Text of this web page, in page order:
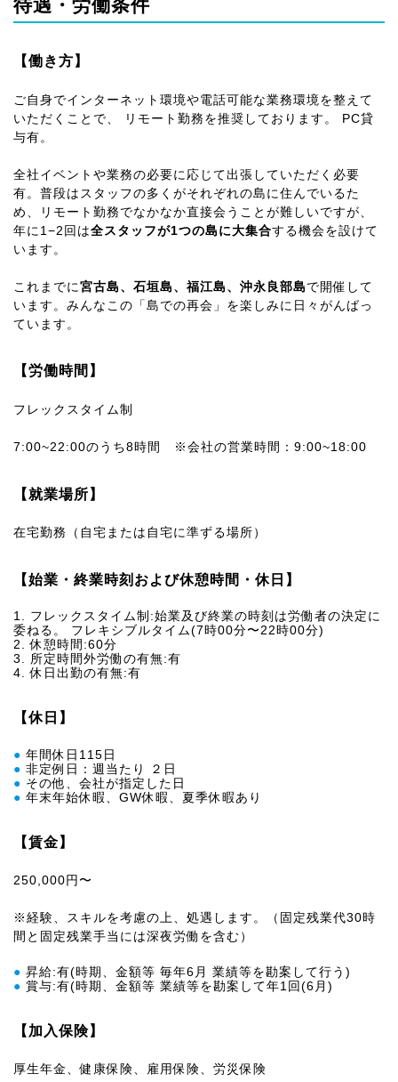
待遇・労働条件
【働き方】
ご自身でインターネット環境や電話可能な業務環境を整えて
いただくことで、 リモート勤務を推奨しております。 PC貸
与有。
全社イベントや業務の必要に応じて出張していただく必要
有。普段はスタッフの多くがそれぞれの島に住んでいるた
め、リモート勤務でなかなか直接会うことが難しいですが、
年に1−2回は全スタッフが1つの島に大集合する機会を設けて
います。
これまでに宮古島、石垣島、福江島、沖永良部島で開催して
います。みんなこの「島での再会」を楽しみに日々がんばっ
ています。
【労働時間】
フレックスタイム制
7:00~22:00のうち8時間 ※会社の営業時間：9:00~18:00
【就業場所】
在宅勤務（自宅または自宅に準ずる場所）
【始業・終業時刻および休憩時間・休日】
1. フレックスタイム制:始業及び終業の時刻は労働者の決定に
委ねる。 フレキシブルタイム(7時00分〜22時00分)
2. 休憩時間:60分
3. 所定時間外労働の有無:有
4. 休日出勤の有無:有
【休日】
● 年間休日115日
● 非定例日：週当たり ２日
● その他、会社が指定した日
● 年末年始休暇、GW休暇、夏季休暇あり
【賃金】
250,000円〜
※経験、スキルを考慮の上、処遇します。（固定残業代30時
間と固定残業手当には深夜労働を含む）
● 昇給:有(時期、金額等 毎年6月 業績等を勘案して行う)
● 賞与:有(時期、金額等 業績等を勘案して年1回(6月)
【加入保険】
厚生年金、健康保険、雇用保険、労災保険